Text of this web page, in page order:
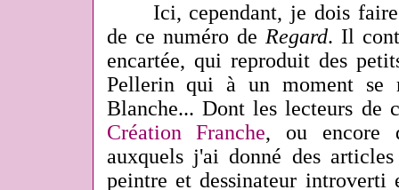
Ici, cependant, je dois faire
de ce numéro de Regard. Il
encartée, qui reproduit des
Pellerin qui à un moment
Blanche... Dont les lecteurs de
Création Franche, ou
auxquels j'ai donné des
peintre et dessinateur